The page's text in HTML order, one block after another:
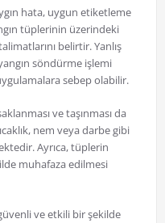
hata, uygun etiketleme
tüplerinin üzerindeki
belirtir. Yanlış
söndürme işlemi
uygulamalara sebep olabilir.
ve taşınması da
nem veya darbe gibi
Ayrıca, tüplerin
muhafaza edilmesi
ve etkili bir şekilde